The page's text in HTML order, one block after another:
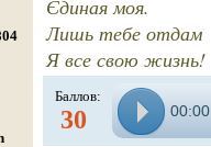
Єдиная моя.
Лишь тебе отдам
Я все свою жизнь!
Баллов:
30 00:00